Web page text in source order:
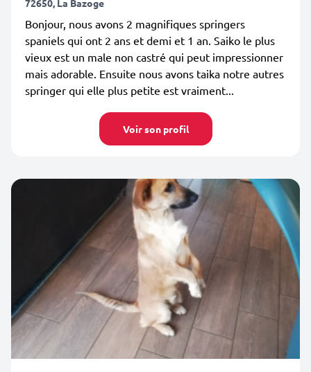
72650, La Bazoge
Bonjour, nous avons 2 magnifiques springers
spaniels qui ont 2 ans et demi et 1 an. Saiko le plus
vieux est un male non castré qui peut impressionner
mais adorable. Ensuite nous avons taika notre autres
springer qui elle plus petite est vraiment...
Voir son profil